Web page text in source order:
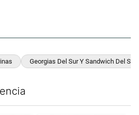
Georgias Del Sur Y Sandwich Del Sur